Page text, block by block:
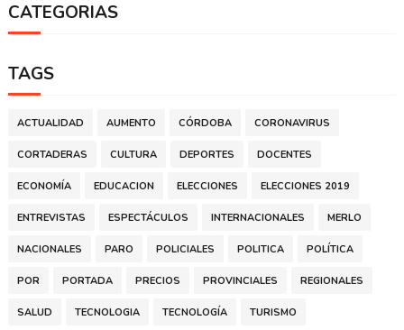
CATEGORIAS
TAGS
ACTUALIDAD AUMENTO CÓRDOBA CORONAVIRUS
CORTADERAS CULTURA DEPORTES DOCENTES
ECONOMÍA EDUCACION ELECCIONES ELECCIONES 2019
ENTREVISTAS ESPECTÁCULOS INTERNACIONALES MERLO
NACIONALES PARO POLICIALES POLITICA POLÍTICA
POR PORTADA PRECIOS PROVINCIALES REGIONALES
SALUD TECNOLOGIA TECNOLOGÍA TURISMO